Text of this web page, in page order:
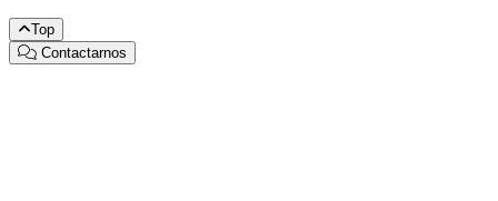
Top
Contactarnos